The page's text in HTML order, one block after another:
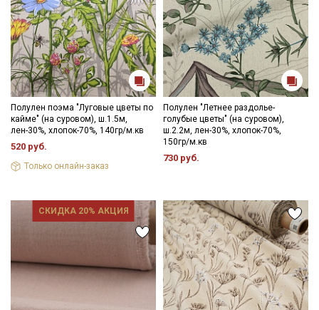
Полулен поэма "Луговые цветы по
кайме" (на суровом), ш.1.5м,
лен-30%, хлопок-70%, 140гр/м.кв
520 руб.
Только онлайн-заказ
Полулен "Летнее раздолье-
голубые цветы" (на суровом),
ш.2.2м, лен-30%, хлопок-70%,
150гр/м.кв
730 руб.
СКИДКА 20% АКЦИЯ